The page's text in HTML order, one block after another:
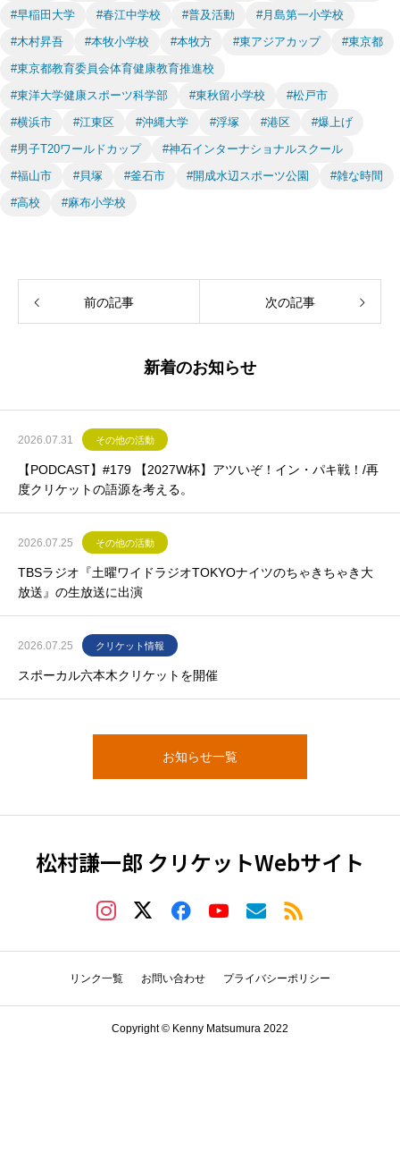
#早稲田大学
#春江中学校 #普及活動
#月島第一小学校
#木村昇吾
#本牧小学校 #本牧方 #東アジアカップ
#東京都
#東京都教育委員会体育健康教育推進校
#東洋大学健康スポーツ科学部
#東秋留小学校
#松戸市
#横浜市
#江東区 #沖縄大学 #浮塚 #港区
#爆上げ
#男子T20ワールドカップ
#神石インターナショナルスクール
#福山市
#貝塚 #釜石市 #開成水辺スポーツ公園
#雑な時間
#高校
#麻布小学校
前の記事 次の記事
新着のお知らせ
2026.07.31 その他の活動
【PODCAST】#179 【2027W杯】アツいぞ！イン・パキ戦！/再
度クリケットの語源を考える。
2026.07.25 その他の活動
TBSラジオ『土曜ワイドラジオTOKYOナイツのちゃきちゃき大
放送』の生放送に出演
2026.07.25 クリケット情報
スポーカル六本木クリケットを開催
お知らせ一覧
松村謙一郎 クリケットWebサイト
リンク一覧 お問い合わせ プライバシーポリシー
Copyright © Kenny Matsumura 2022